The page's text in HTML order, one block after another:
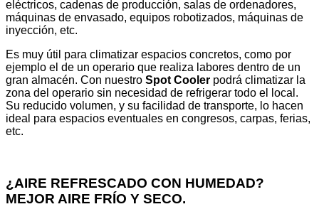
eléctricos, cadenas de producción, salas de ordenadores,
máquinas de envasado, equipos robotizados, máquinas de
inyección, etc.
Es muy útil para climatizar espacios concretos, como por
ejemplo el de un operario que realiza labores dentro de un
gran almacén. Con nuestro Spot Cooler podrá climatizar la
zona del operario sin necesidad de refrigerar todo el local.
Su reducido volumen, y su facilidad de transporte, lo hacen
ideal para espacios eventuales en congresos, carpas, ferias,
etc.
¿AIRE REFRESCADO CON HUMEDAD?
MEJOR AIRE FRÍO Y SECO.